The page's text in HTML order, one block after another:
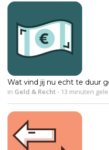
Wat vind jij nu echt te duur
in Geld & Recht- 13 minuten